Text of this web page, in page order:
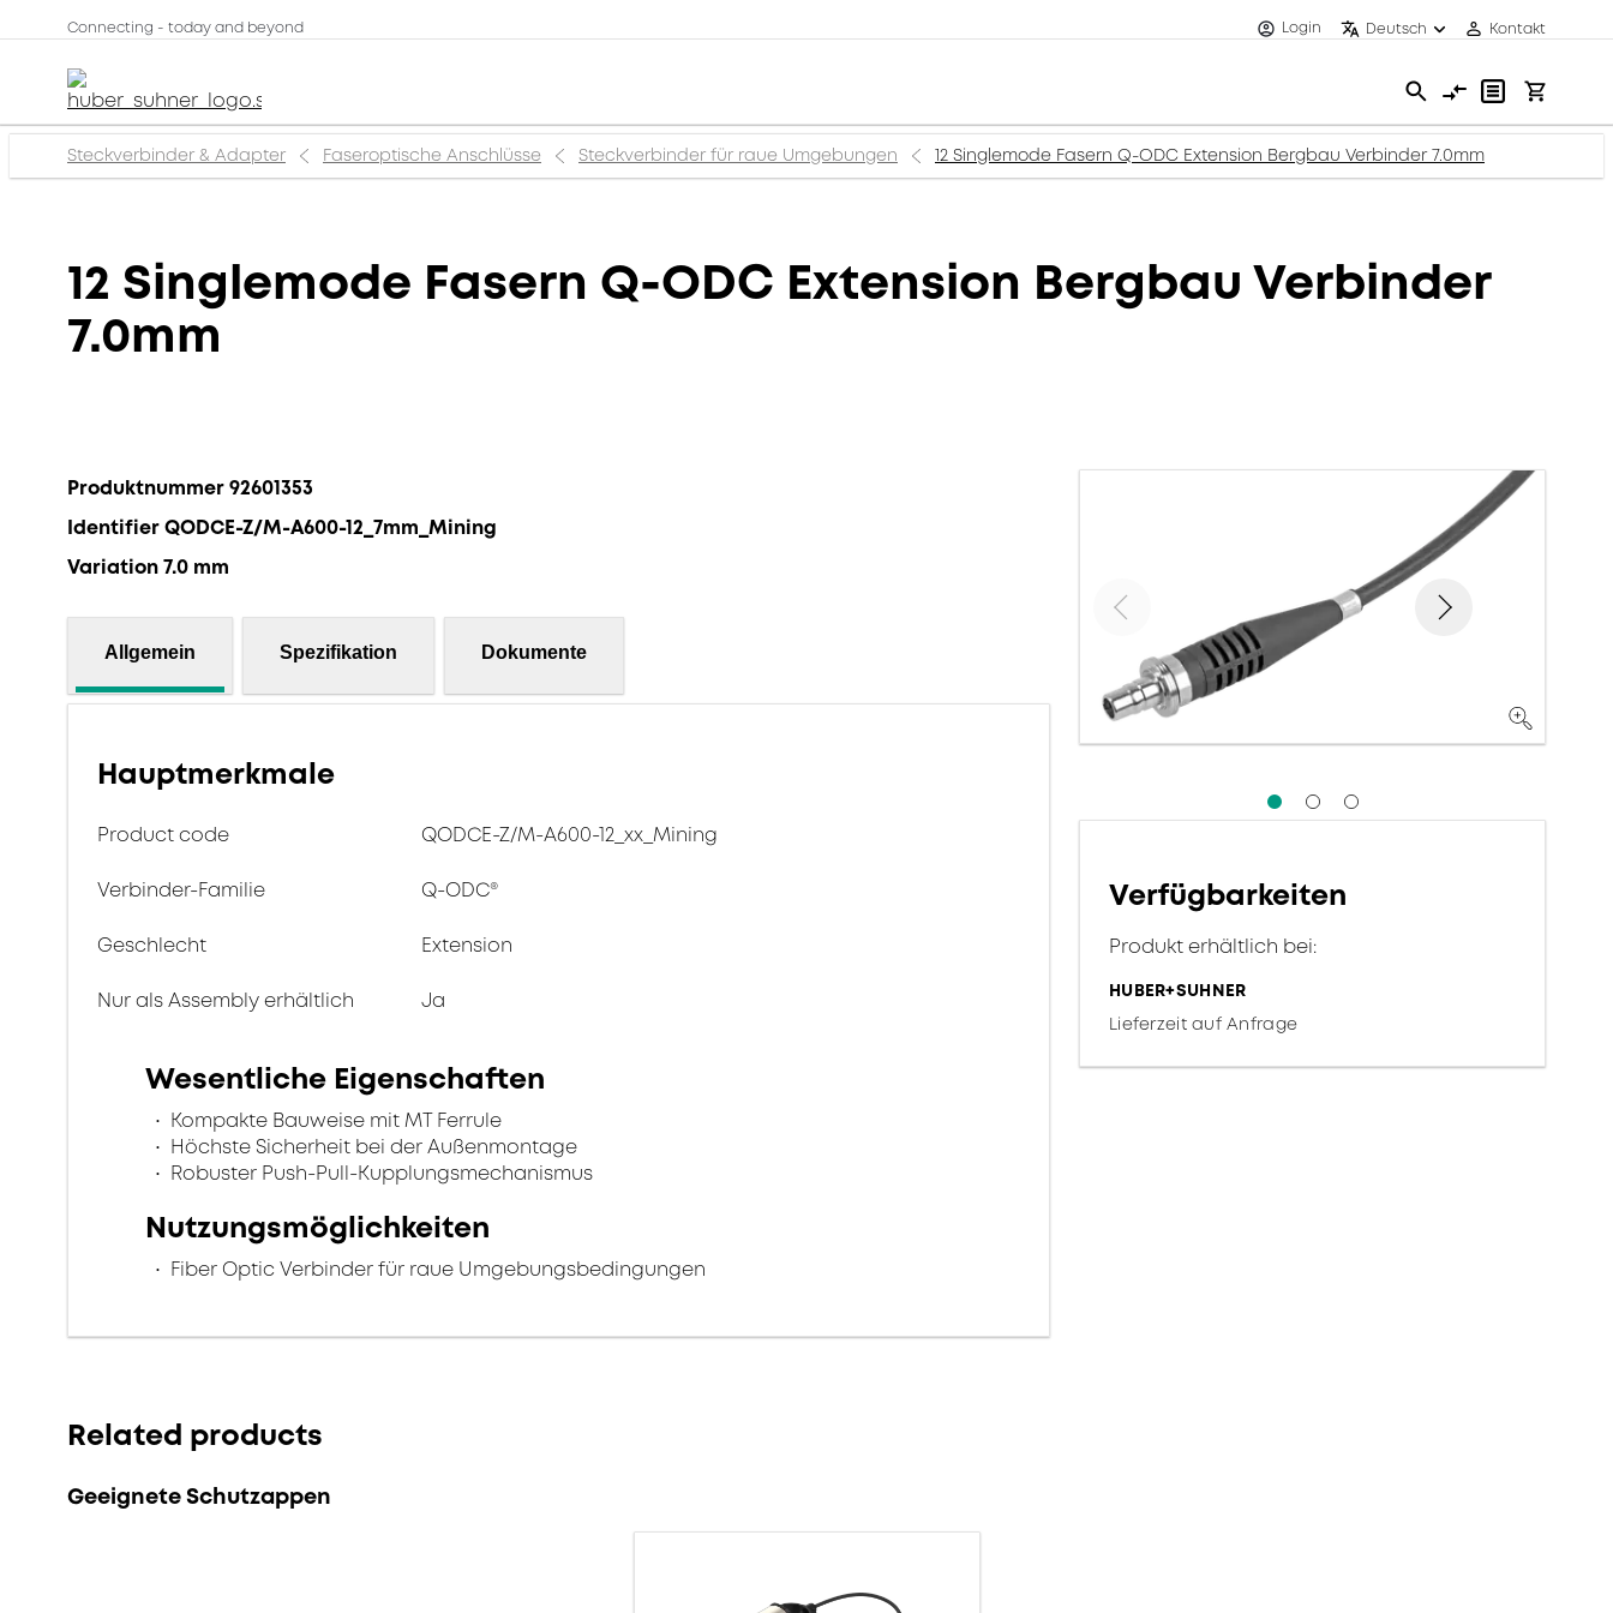
Connecting - today and beyond Login Deutsch Kontakt
Steckverbinder & Adapter Faseroptische Anschlüsse Steckverbinder für raue Umgebungen 12 Singlemode Fasern Q-ODC Extension Bergbau Verbinder 7.0mm
12 Singlemode Fasern Q-ODC Extension Bergbau Verbinder
7.0mm
Produktnummer 92601353
Identifier QODCE-Z/M-A600-12_7mm_Mining
Variation 7.0 mm
Allgemein Spezifikation Dokumente
Hauptmerkmale
Product code QODCE-Z/M-A600-12_xx_Mining
Verbinder-Familie Q-ODC®
Geschlecht Extension
Nur als Assembly erhältlich Ja
Wesentliche Eigenschaften
Kompakte Bauweise mit MT Ferrule
Höchste Sicherheit bei der Außenmontage
Robuster Push-Pull-Kupplungsmechanismus
Nutzungsmöglichkeiten
Fiber Optic Verbinder für raue Umgebungsbedingungen
Verfügbarkeiten
Produkt erhältlich bei:
HUBER+SUHNER
Lieferzeit auf Anfrage
Related products
Geeignete Schutzappen